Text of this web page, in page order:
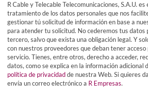
R Cable y Telecable Telecomunicaciones, S.A.U.
tratamiento de los datos personales que nos
gestionar tú solicitud de información en base a
para atender tu solicitud. No cederemos tus datos
tercero, salvo que exista una obligación legal. Y
con nuestros proveedores que deban tener
servicio. Tienes, entre otros, derecho a acceder,
datos, como se explica en la información adicional
política de privacidadde nuestra Web. Si quieres
envía un correo electrónico a R Empresas.